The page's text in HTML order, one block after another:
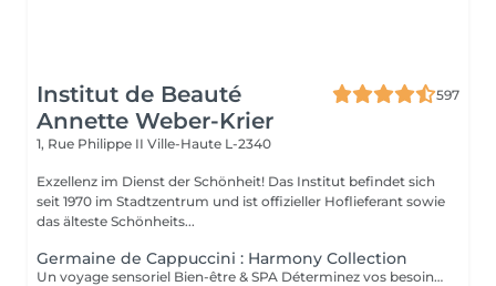
Institut de Beauté
Annette Weber-Krier
597
1, Rue Philippe II Ville-Haute L-2340
Exzellenz im Dienst der Schönheit! Das Institut befindet sich
seit 1970 im Stadtzentrum und ist offizieller Hoflieferant sowie
das älteste Schönheits...
Germaine de Cappuccini : Harmony Collection
Un voyage sensoriel Bien-être & SPA Déterminez vos besoins à l'aide des 4 huiles essentielles ACTIMOOD.Pure sensation- Balance sensation- Zen sensation- Power sensation Exfoliation du corps -massage du corps- massage du cuir chevelu si souhaité- Laissez-vous emporter dans un voyage sensoriel grâce à un soin corporel adapté à vos besoins.